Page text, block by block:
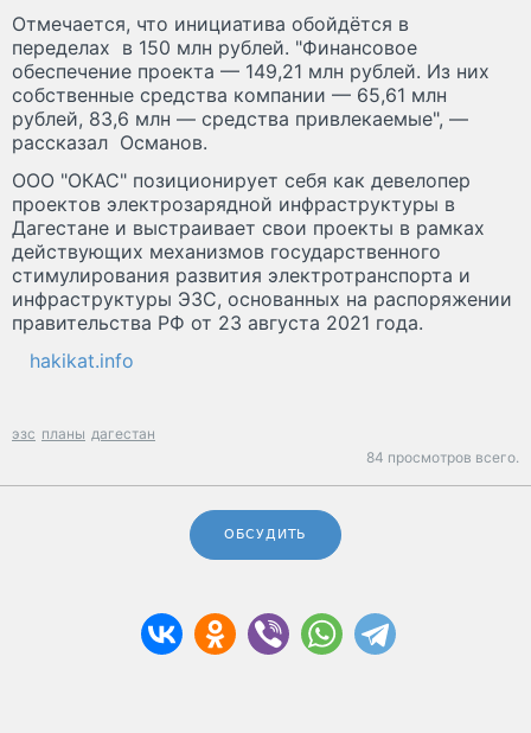
Отмечается, что инициатива обойдётся в
переделах в 150 млн рублей. "Финансовое
обеспечение проекта — 149,21 млн рублей. Из них
собственные средства компании — 65,61 млн
рублей, 83,6 млн — средства привлекаемые", —
рассказал Османов.
ООО "ОКАС" позиционирует себя как девелопер
проектов электрозарядной инфраструктуры в
Дагестане и выстраивает свои проекты в рамках
действующих механизмов государственного
стимулирования развития электротранспорта и
инфраструктуры ЭЗС, основанных на распоряжении
правительства РФ от 23 августа 2021 года.
hakikat.info
эзс планы дагестан
84 просмотров всего.
ОБСУДИТЬ